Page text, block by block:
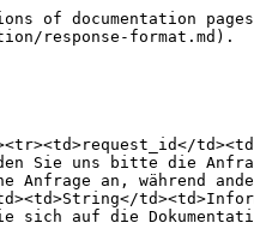
of documentation
response-format.md).
Sie uns bitte die
an, während
auf die